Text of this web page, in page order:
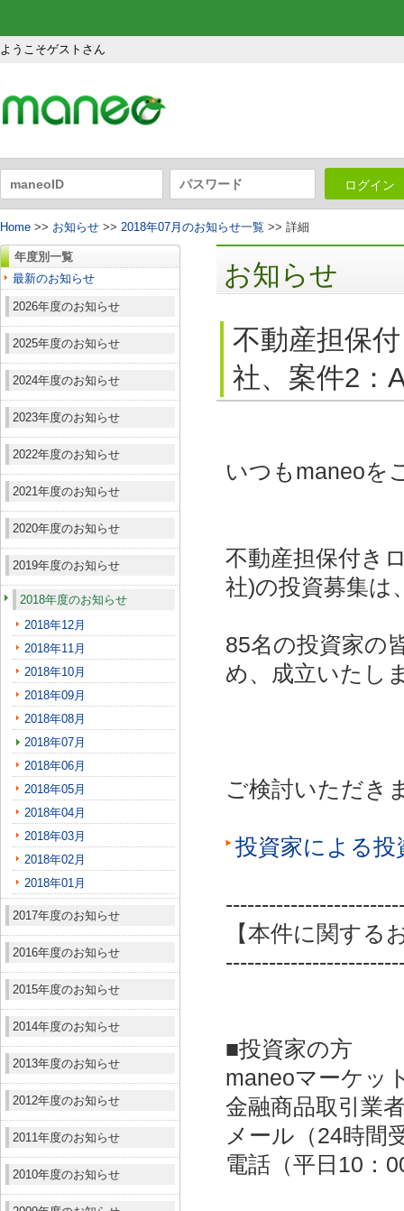
ようこそゲストさん
ログイン
Home >> お知らせ >> 2018年07月のお知らせ一覧 >> 詳細
年度別一覧
最新のお知らせ
2026年度のお知らせ
2025年度のお知らせ
2024年度のお知らせ
2023年度のお知らせ
2022年度のお知らせ
2021年度のお知らせ
2020年度のお知らせ
2019年度のお知らせ
2018年度のお知らせ
2018年12月
2018年11月
2018年10月
2018年09月
2018年08月
2018年07月
2018年06月
2018年05月
2018年04月
2018年03月
2018年02月
2018年01月
2017年度のお知らせ
2016年度のお知らせ
2015年度のお知らせ
2014年度のお知らせ
2013年度のお知らせ
2012年度のお知らせ
2011年度のお知らせ
2010年度のお知らせ
お知らせ
不動産担保
社、案件2：
いつもmaneoを
不動産担保付き
社)の投資募集は
85名の投資家の
め、成立いたし
ご検討いただき
投資家による
【本件に関する
■投資家の方
maneoマーケッ
金融商品取引業
メール（24時間
電話（平日10：